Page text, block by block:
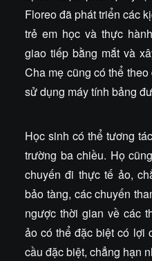
Floreo đã phát triển các
trẻ em học và thực
giao tiếp bằng mắt và
Cha mẹ cũng có thể
sử dụng máy tính bảng
Học sinh có thể tương
trường ba chiều. Họ
chuyến đi thực tế ảo,
bảo tàng, các chuyến
ngược thời gian về các
ảo có thể đặc biệt có lợi
cầu đặc biệt, chẳng hạn